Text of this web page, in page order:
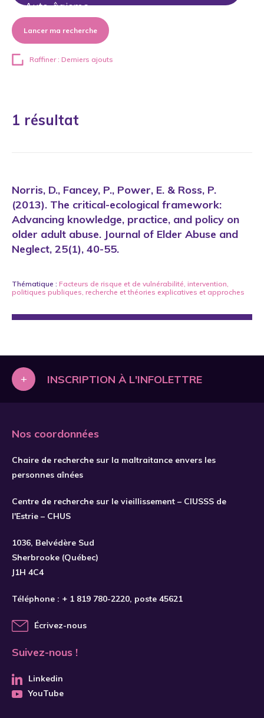
Lancer ma recherche
Raffiner : Derniers ajouts
1 résultat
Norris, D., Fancey, P., Power, E. & Ross, P.
(2013). The critical-ecological framework:
Advancing knowledge, practice, and policy on
older adult abuse. Journal of Elder Abuse and
Neglect, 25(1), 40-55.
Thématique : Facteurs de risque et de vulnérabilité, intervention,
politiques publiques, recherche etthéories explicatives et approches
+ INSCRIPTION À L'INFOLETTRE
Nos coordonnées
Chaire de recherche sur la maltraitance envers les
personnes aînées
Centre de recherche sur le vieillissement – CIUSSS de
l'Estrie – CHUS
1036, Belvédère Sud
Sherbrooke (Québec)
J1H 4C4
Téléphone : + 1 819 780-2220, poste 45621
Écrivez-nous
Suivez-nous !
Linkedin
YouTube